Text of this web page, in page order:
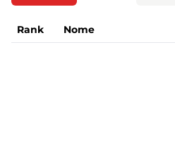
Rank Nome